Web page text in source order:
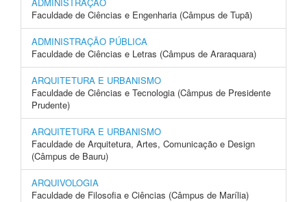
Faculdade de Ciências e Engenharia (Câmpus de Tupã)
ADMINISTRAÇÃO PÚBLICA
Faculdade de Ciências e Letras (Câmpus de Araraquara)
ARQUITETURA E URBANISMO
Faculdade de Ciências e Tecnologia (Câmpus de Presidente
Prudente)
ARQUITETURA E URBANISMO
Faculdade de Arquitetura, Artes, Comunicação e Design
(Câmpus de Bauru)
ARQUIVOLOGIA
Faculdade de Filosofia e Ciências (Câmpus de Marília)